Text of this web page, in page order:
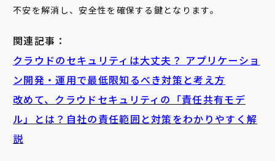
不安を解消し、安全性を確保する鍵となります。
関連記事：
クラウドのセキュリティは大丈夫？ アプリケーショ
ン開発・運用で最低限知るべき対策と考え方
改めて、クラウドセキュリティの「責任共有モデ
ル」とは？自社の責任範囲と対策をわかりやすく解
説